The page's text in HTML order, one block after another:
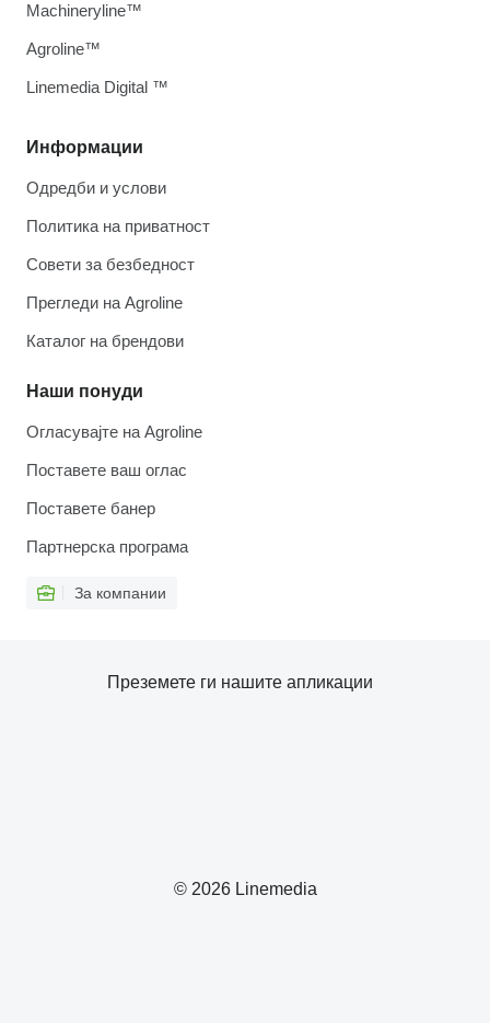
Информации
Одредби и услови
Политика на приватност
Совети за безбедност
Прегледи на Agroline
Каталог на брендови
Наши понуди
Огласувајте на Agroline
Поставете ваш оглас
Поставете банер
Партнерска програма
За компании
Machineryline™
Agroline™
Linemedia Digital ™
© 2026 Linemedia
Преземете ги нашите апликации